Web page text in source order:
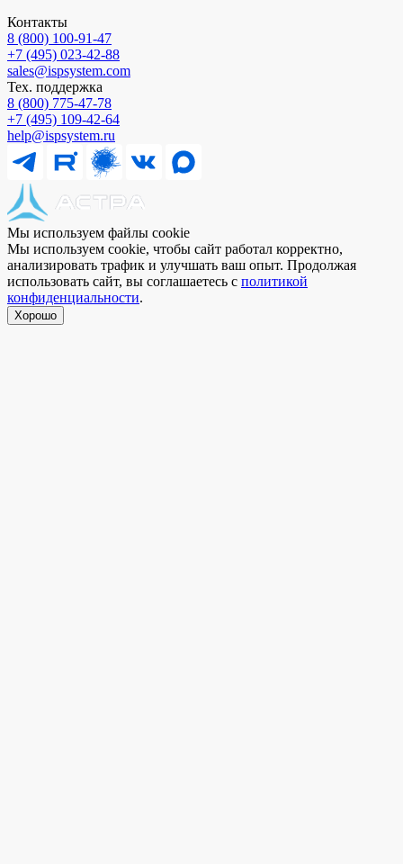
Контакты
8 (800) 100⁠-⁠91⁠-⁠47
+7 (495) 023⁠-⁠42⁠-⁠88
sales@ispsystem.com
Тех. поддержка
8 (800) 775⁠-⁠47⁠-⁠78
+7 (495) 109⁠-⁠42⁠-⁠64
help@ispsystem.ru
Мы используем файлы cookie
Мы используем cookie, чтобы сайт работал корректно,
анализировать трафик и улучшать ваш опыт. Продолжая
использовать сайт, вы соглашаетесь с политикой
конфиденциальности.
Хорошо